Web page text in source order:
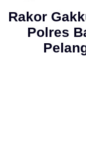
Rakor
Polres